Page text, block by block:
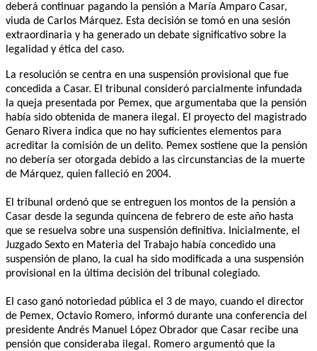
deberá continuar pagando la pensión a María Amparo Casar,
viuda de Carlos Márquez. Esta decisión se tomó en una sesión
extraordinaria y ha generado un debate significativo sobre la
legalidad y ética del caso.
La resolución se centra en una suspensión provisional que fue
concedida a Casar. El tribunal consideró parcialmente infundada
la queja presentada por Pemex, que argumentaba que la pensión
había sido obtenida de manera ilegal. El proyecto del magistrado
Genaro Rivera indica que no hay suficientes elementos para
acreditar la comisión de un delito. Pemex sostiene que la pensión
no debería ser otorgada debido a las circunstancias de la muerte
de Márquez, quien falleció en 2004.
El tribunal ordenó que se entreguen los montos de la pensión a
Casar desde la segunda quincena de febrero de este año hasta
que se resuelva sobre una suspensión definitiva. Inicialmente, el
Juzgado Sexto en Materia del Trabajo había concedido una
suspensión de plano, la cual ha sido modificada a una suspensión
provisional en la última decisión del tribunal colegiado.
El caso ganó notoriedad pública el 3 de mayo, cuando el director
de Pemex, Octavio Romero, informó durante una conferencia del
presidente Andrés Manuel López Obrador que Casar recibe una
pensión que consideraba ilegal. Romero argumentó que la